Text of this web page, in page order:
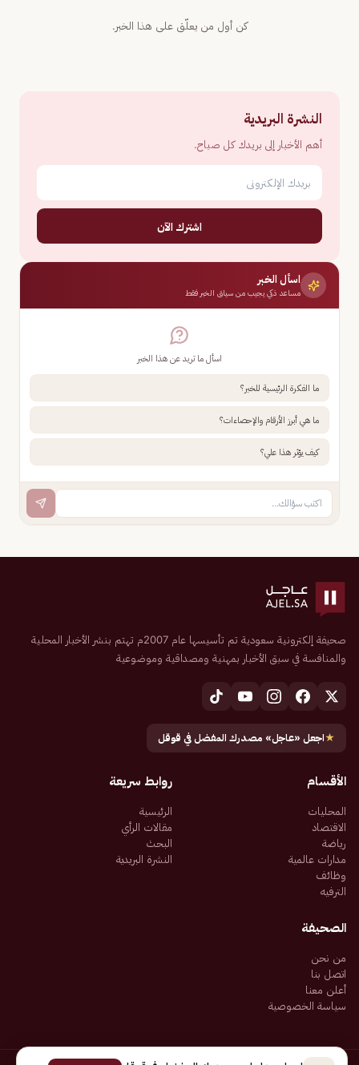
كن أول من يعلّق على هذا الخبر.
النشرة البريدية
أهم الأخبار إلى بريدك كل صباح.
اشترك الآن
اسأل الخبر
مساعد ذكي يجيب من سياق الخبر فقط
اسأل ما تريد عن هذا الخبر
ما الفكرة الرئيسية للخبر؟
ما هي أبرز الأرقام والإحصاءات؟
كيف يؤثر هذا علي؟
صحيفة إلكترونية سعودية تم تأسيسها عام 2007م تهتم بنشر الأخبار المحلية
والمنافسة في سبق الأخبار بمهنية ومصداقية وموضوعية
★اجعل «عاجل» مصدرك المفضل في قوقل
الأقسام
المحليات
الاقتصاد
رياضة
مدارات عالمية
وظائف
الترفيه
روابط سريعة
الرئيسية
مقالات الرأي
البحث
النشرة البريدية
الصحيفة
من نحن
اتصل بنا
أعلن معنا
سياسة الخصوصية